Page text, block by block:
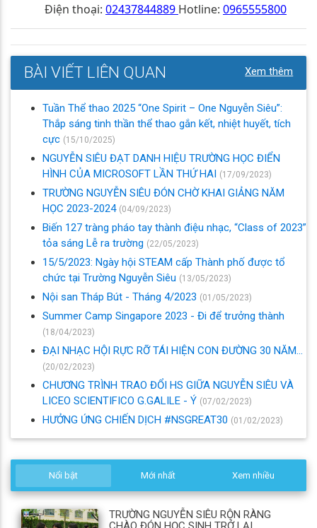
Điện thoại: 02437844889 Hotline: 0965555800
BÀI VIẾT LIÊN QUAN Xem thêm
Tuần Thể thao 2025 “One Spirit – One Nguyễn Siêu”:
Thắp sáng tinh thần thể thao gắn kết, nhiệt huyết, tích
cực (15/10/2025)
NGUYỄN SIÊU ĐẠT DANH HIỆU TRƯỜNG HỌC ĐIỂN
HÌNH CỦA MICROSOFT LẦN THỨ HAI (17/09/2023)
TRƯỜNG NGUYỄN SIÊU ĐÓN CHỜ KHAI GIẢNG NĂM
HỌC 2023-2024 (04/09/2023)
Biến 127 tràng pháo tay thành điệu nhạc, “Class of 2023”
tỏa sáng Lễ ra trường (22/05/2023)
15/5/2023: Ngày hội STEAM cấp Thành phố được tổ
chức tại Trường Nguyễn Siêu (13/05/2023)
Nội san Tháp Bút - Tháng 4/2023 (01/05/2023)
Summer Camp Singapore 2023 - Đi để trưởng thành
(18/04/2023)
ĐẠI NHẠC HỘI RỰC RỠ TÁI HIỆN CON ĐƯỜNG 30 NĂM…
(20/02/2023)
CHƯƠNG TRÌNH TRAO ĐỔI HS GIỮA NGUYỄN SIÊU VÀ
LICEO SCIENTIFICO G.GALILE - Ý (07/02/2023)
HƯỞNG ỨNG CHIẾN DỊCH #NSGREAT30 (01/02/2023)
Nổi bật Mới nhất Xem nhiều
TRƯỜNG NGUYỄN SIÊU RỘN RÀNG